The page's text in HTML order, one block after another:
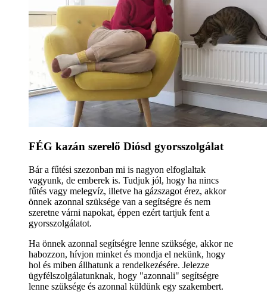
FÉG kazán szerelő Diósd gyorsszolgálat
Bár a fűtési szezonban mi is nagyon elfoglaltak
vagyunk, de emberek is. Tudjuk jól, hogy ha nincs
fűtés vagy melegvíz, illetve ha gázszagot érez, akkor
önnek azonnal szüksége van a segítségre és nem
szeretne várni napokat, éppen ezért tartjuk fent a
gyorsszolgálatot.
Ha önnek azonnal segítségre lenne szüksége, akkor ne
habozzon, hívjon minket és mondja el nekünk, hogy
hol és miben állhatunk a rendelkezésére. Jelezze
ügyfélszolgálatunknak, hogy "azonnali" segítségre
lenne szüksége és azonnal küldünk egy szakembert.